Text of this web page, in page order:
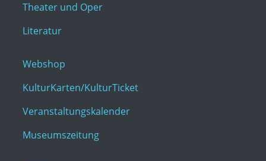
Theater und Oper
Literatur
Webshop
KulturKarten/KulturTicket
Veranstaltungskalender
Museumszeitung